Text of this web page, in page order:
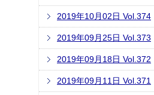
2019年10月02日 Vol.374
2019年09月25日 Vol.373
2019年09月18日 Vol.372
2019年09月11日 Vol.371